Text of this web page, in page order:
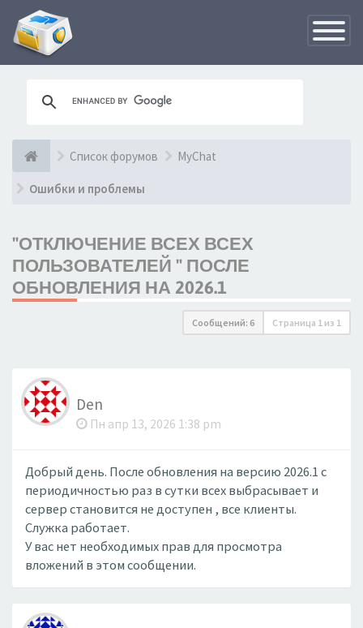
Список форумов MyChat
Ошибки и проблемы
"ОТКЛЮЧЕНИЕ ВСЕХ ВСЕХ
ПОЛЬЗОВАТЕЛЕЙ " ПОСЛЕ
ОБНОВЛЕНИЯ НА 2026.1
Сообщений: 6 Страница 1 из 1
Den
Пн апр 13, 2026 1:38 pm
Добрый день. После обновления на версию 2026.1 с
периодичностью раз в сутки всех выбрасывает и
сервер становится не доступен , все клиенты.
Служка работает.
У вас нет необходимых прав для просмотра
вложений в этом сообщении.